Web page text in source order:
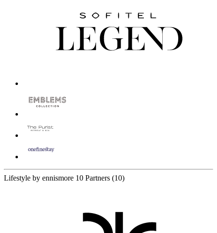
Lifestyle by ennismore 10 Partners (10)